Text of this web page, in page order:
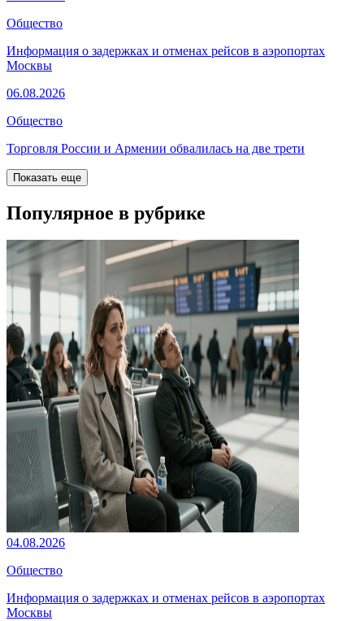
Общество
Информация о задержках и отменах рейсов в аэропортах
Москвы
06.08.2026
Общество
Торговля России и Армении обвалилась на две трети
Показать еще
Популярное в рубрике
04.08.2026
Общество
Информация о задержках и отменах рейсов в аэропортах
Москвы